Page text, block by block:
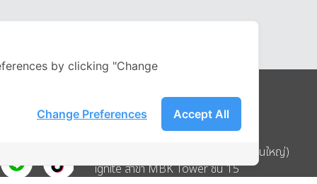
Address
บริษัท อิกไนท์ เอ สตาร์ จำกัด (สำนักงานใหญ่)
ignite สาขา MBK Tower ชั้น 15
by clicking "Change
Accept All
Change Preferences